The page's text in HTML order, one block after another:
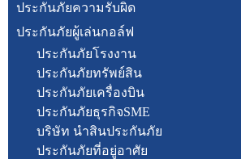
ประกันภัยความรับผิด
ประกันภัยผู้เล่นกอล์ฟ
ประกันภัยโรงงาน
ประกันภัยทรัพย์สิน
ประกันภัยเครื่องบิน
ประกันภัยธุรกิจSME
บริษัท นำสินประกันภัย
ประกันภัยที่อยู่อาศัย